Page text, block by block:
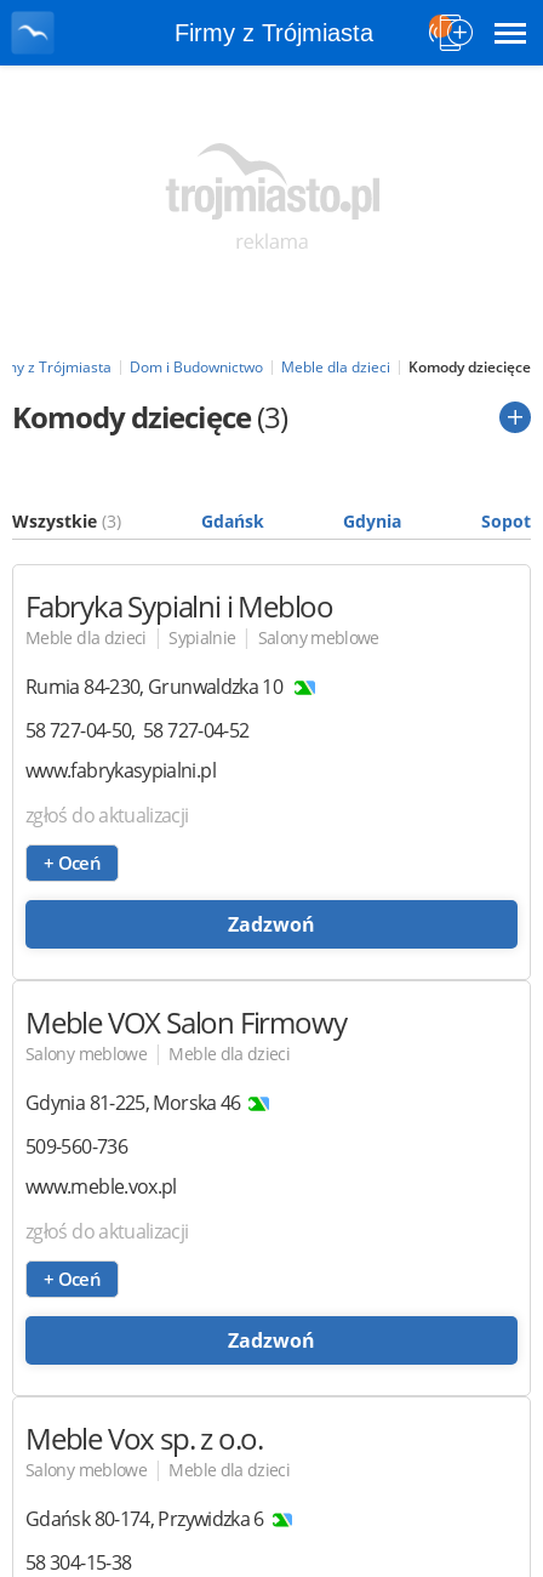
Firmy z Trójmiasta
z Trójmiasta Dom i Budownictwo Meble dla dzieci Komody dziecięce
Komody dziecięce(3)
Wszystkie (3) Gdańsk Gdynia Sopot
Fabryka Sypialni i Mebloo
Meble dla dzieci | Sypialnie | Salony meblowe
Rumia84-230, Grunwaldzka 10
58 727-04-50 58 727-04-52
www.fabrykasypialni.pl
zgłoś do aktualizacji
+ Oceń
Zadzwoń
Meble VOXSalon Firmowy
Salony meblowe | Meble dla dzieci
Gdynia81-225,Morska 46
509-560-736
www.meble.vox.pl
zgłoś do aktualizacji
+ Oceń
Zadzwoń
Meble Voxsp. z o.o.
Salony meblowe | Meble dla dzieci
Gdańsk80-174,Przywidzka 6
58 304-15-38